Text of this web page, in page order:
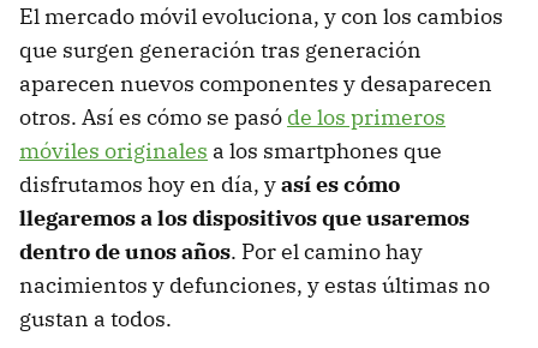
El mercado móvil evoluciona, y con los cambios
que surgen generación tras generación
aparecen nuevos componentes y desaparecen
otros. Así es cómo se pasó de los primeros
móviles originales a los smartphones que
disfrutamos hoy en día, yasí es cómo
llegaremos a los dispositivos que usaremos
dentro de unos años. Por el camino hay
nacimientos y defunciones, y estas últimas no
gustan a todos.